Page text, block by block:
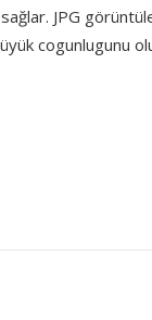
JPG
cogunlugunu